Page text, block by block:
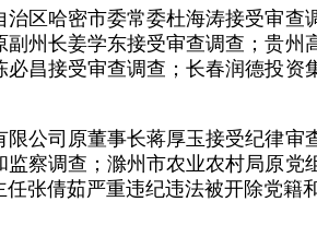
区哈密市委常委杜海涛接受审查
州长姜学东接受审查调查；贵州
昌接受审查调查；长春润德投资
公司原董事长蒋厚玉接受纪律审
察调查；滁州市农业农村局原党
张倩茹严重违纪违法被开除党籍和